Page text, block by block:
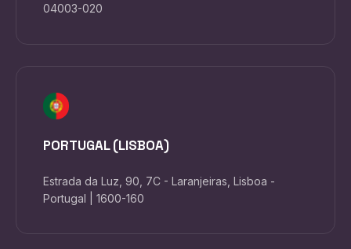
04003-020
PORTUGAL (LISBOA)
Estrada da Luz, 90, 7C - Laranjeiras, Lisboa -
Portugal | 1600-160